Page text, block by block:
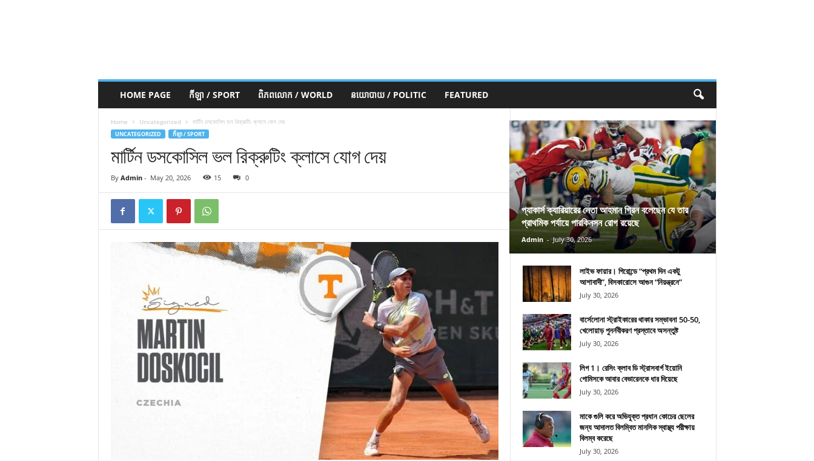
HOME PAGE កីឡា / SPORT ពិភពលោក / WORLD នយោបាយ / POLITIC FEATURED
Home Uncategorized মার্টিন ডসকোসিল ভল রিক্রুটিং ক্লাসে যোগ দেয়
UNCATEGORIZED កីឡា / SPORT
মার্টিন ডসকোসিল ভল রিক্রুটিং ক্লাসে যোগ দেয়
By Admin- May 20, 2026 15 0
প্যাকার্স ক্যারিয়ারের নেতা আহমান গ্রিন বলেছেন যে তার
প্রাথমিক পর্যায়ে পারকিনসন রোগ রয়েছে
Admin - July 30, 2026
লাইভ ফায়ার। গিরোন্ডে “প্রথম দিন একটু
আশাবাদী”, বিসকারোসে আগুন “নিয়ন্ত্রনে”
July 30, 2026
বার্সেলোনা স্ট্রাইকারের থাকার সম্ভাবনা 50-50,
খেলোয়াড় পুনর্নবীকরণ প্রস্তাবে অসন্তুষ্ট
July 30, 2026
লিগ 1। রেসিং ক্লাব ডি স্ট্রাসবার্গ ইয়োনি
গোমিসকে আবার বেভারেনকে ধার দিয়েছে
July 30, 2026
মাকে গুলি করে অভিযুক্ত প্রধান কোচের ছেলের
জন্য আদালত বিলম্বিত মানসিক স্বাস্থ্য পরীক্ষায়
বিলম্ব করেছে
July 30, 2026